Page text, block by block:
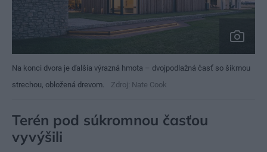
Na konci dvora je ďalšia výrazná hmota – dvojpodlažná časť so šikmou
strechou, obložená drevom.
Zdroj: Nate Cook
Terén pod súkromnou časťou
vyvýšili